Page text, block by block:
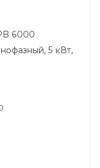
6000
5 кВт,